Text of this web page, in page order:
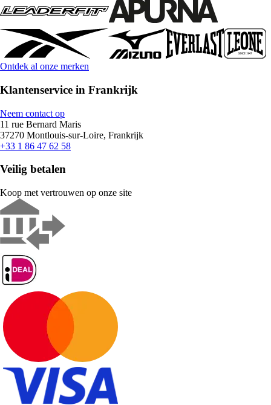
Ontdek al onze merken
Klantenservice in Frankrijk
Neem contact op
11 rue Bernard Maris
37270 Montlouis-sur-Loire, Frankrijk
+33 1 86 47 62 58
Veilig betalen
Koop met vertrouwen op onze site